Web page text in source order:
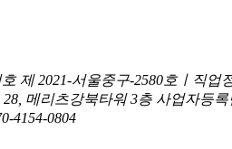
제 2021-서울중구-2580호ㅣ직업
메리츠강북타워 3층 사업자등록
4154-0804